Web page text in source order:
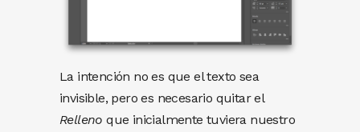
La intención no es que el texto sea
invisible, pero es necesario quitar el
Relleno que inicialmente tuviera nuestro